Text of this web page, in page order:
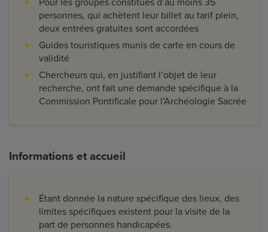
personnes, qui achètent leur billet au tarif plein,
deux entrées gratuites sont accordées
Guides touristiques munis de carte en cours de
validité
Chercheurs qui, en justifiant l’objet de leur
recherche, ont fait une demande spécifique à la
Commission Pontificale pour l’Archéologie Sacrée
Informations et accueil
Étant donnée la nature spécifique des lieux, des
limites spécifiques existent pour la visite de la
part de personnes handicapées.